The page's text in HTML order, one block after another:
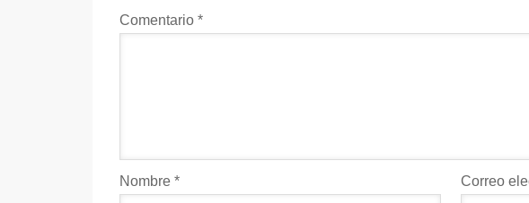
Comentario *
Nombre * Correo